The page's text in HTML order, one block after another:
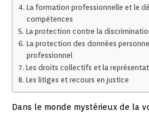
La formation professionnelle et le
compétences
La protection contre la
La protection des données
professionnel
Les droits collectifs et la
Les litiges et recours en justice
Dans le monde mystérieux de la